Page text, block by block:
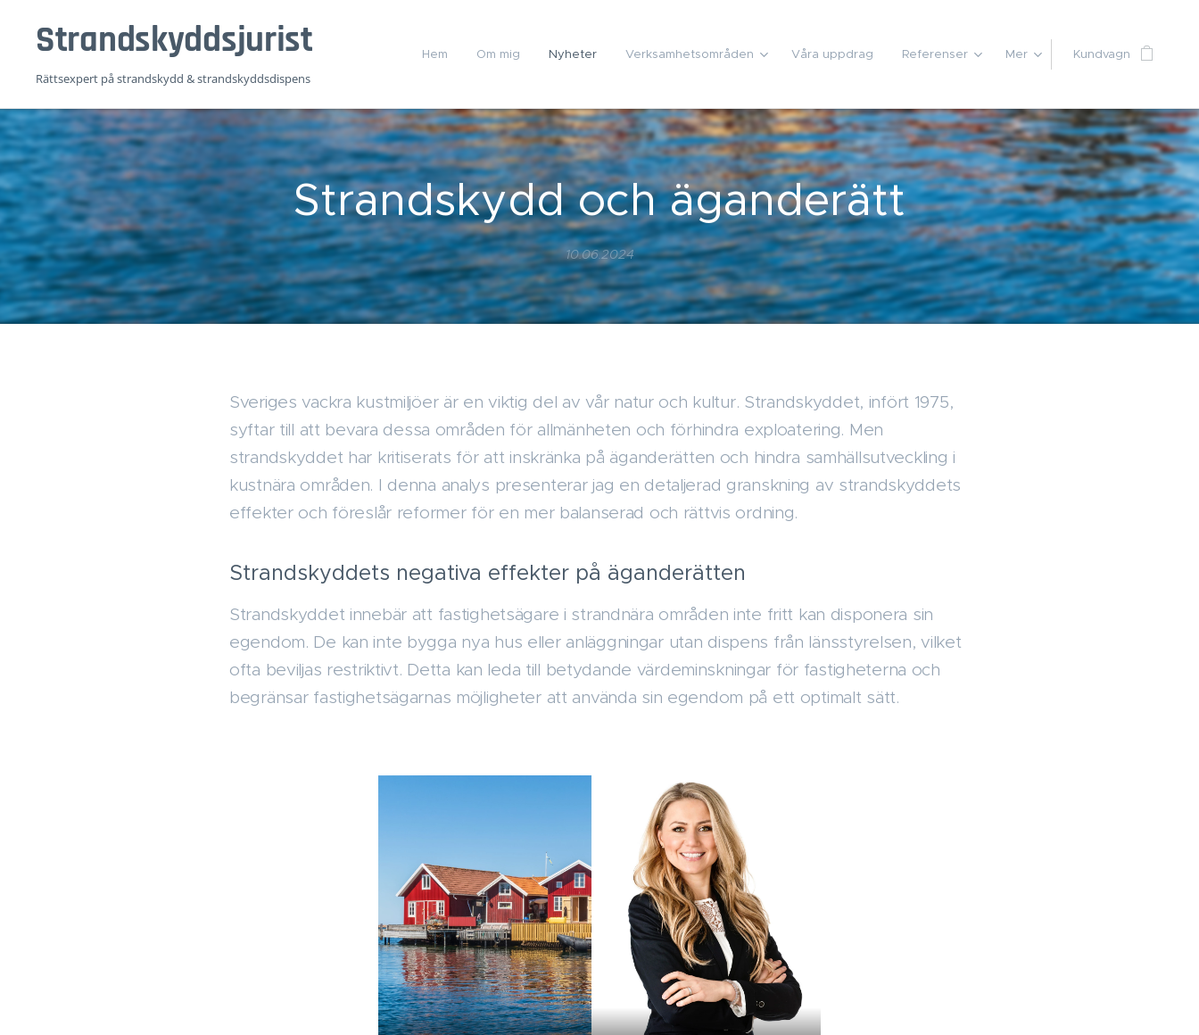
Strandskyddsjurist
Rättsexpert på strandskydd & strandskyddsdispens
Hem Om mig Nyheter Verksamhetsområden Våra uppdrag Referenser Mer Kundvagn
Strandskydd och äganderätt
10.06.2024
Sveriges vackra kustmiljöer är en viktig del av vår natur och kultur. Strandskyddet, infört 1975,
syftar till att bevara dessa områden för allmänheten och förhindra exploatering. Men
strandskyddet har kritiserats för att inskränka på äganderätten och hindra samhällsutveckling i
kustnära områden. I denna analys presenterar jag en detaljerad granskning av strandskyddets
effekter och föreslår reformer för en mer balanserad och rättvis ordning.
Strandskyddets negativa effekter på äganderätten
Strandskyddet innebär att fastighetsägare i strandnära områden inte fritt kan disponera sin
egendom. De kan inte bygga nya hus eller anläggningar utan dispens från länsstyrelsen, vilket
ofta beviljas restriktivt. Detta kan leda till betydande värdeminskningar för fastigheterna och
begränsar fastighetsägarnas möjligheter att använda sin egendom på ett optimalt sätt.